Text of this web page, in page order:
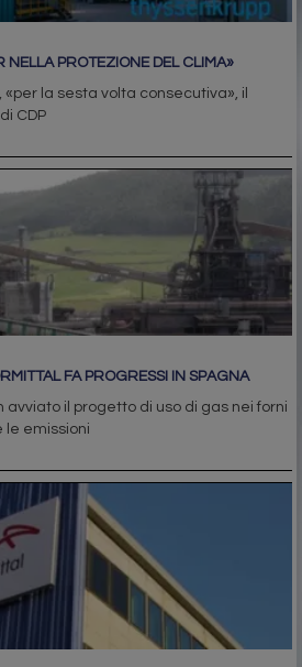
NELLA PROTEZIONE DEL CLIMA»
la sesta volta consecutiva», il
CDP
FA PROGRESSI IN SPAGNA
avviato il progetto di uso di gas nei forni
emissioni